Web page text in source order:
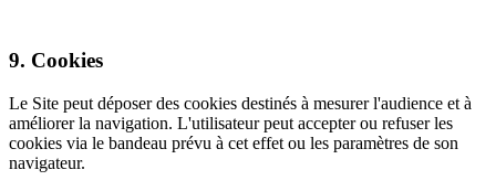
9. Cookies
Le Site peut déposer des cookies destinés à mesurer l'audience et à
améliorer la navigation. L'utilisateur peut accepter ou refuser les
cookies via le bandeau prévu à cet effet ou les paramètres de son
navigateur.